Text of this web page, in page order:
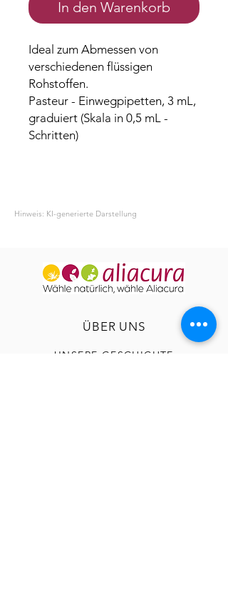
In den Warenkorb
Ideal zum Abmessen von
verschiedenen flüssigen
Rohstoffen.
Pasteur - Einwegpipetten, 3 mL,
graduiert (Skala in 0,5 mL -
Schritten)
Hinweis: KI-generierte Darstellung
ÜBER UNS
UNSERE GESCHICHTE